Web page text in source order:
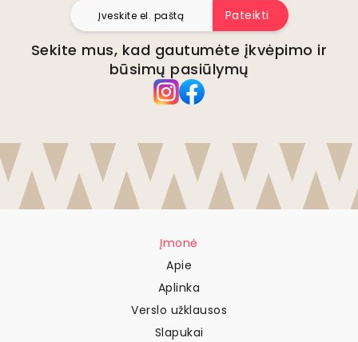
Pateikti
Sekite mus, kad gautumėte įkvėpimo ir
būsimų pasiūlymų
Įmonė
Apie
Aplinka
Verslo užklausos
Slapukai